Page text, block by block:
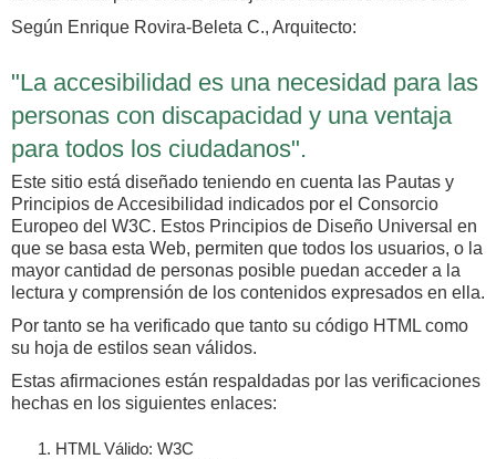
Según Enrique Rovira-Beleta C., Arquitecto:
"La accesibilidad es una necesidad para las
personas con discapacidad y una ventaja
para todos los ciudadanos".
Este sitio está diseñado teniendo en cuenta las Pautas y
Principios de Accesibilidad indicados por el Consorcio
Europeo del W3C. Estos Principios de Diseño Universal en
que se basa esta Web, permiten que todos los usuarios, o la
mayor cantidad de personas posible puedan acceder a la
lectura y comprensión de los contenidos expresados en ella.
Por tanto se ha verificado que tanto su código HTML como
su hoja de estilos sean válidos.
Estas afirmaciones están respaldadas por las verificaciones
hechas en los siguientes enlaces:
HTML Válido: W3C